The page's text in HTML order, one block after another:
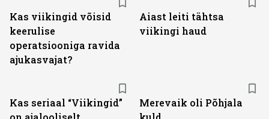
Kas viikingid võisid
keerulise
operatsiooniga ravida
ajukasvajat?
Aiast leiti tähtsa
viikingi haud
Kas seriaal “Viikingid”
Merevaik oli Põhjala